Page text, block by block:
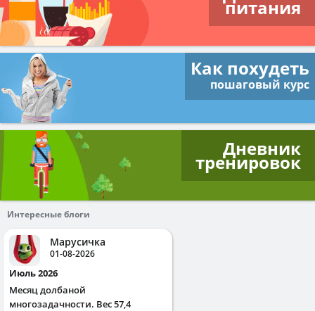
питания
Как похудеть
пошаговый курс
Дневник
тренировок
Интересные блоги
Марусичка
01-08-2026
Июль 2026
Месяц долбаной
многозадачности. Вес 57,4